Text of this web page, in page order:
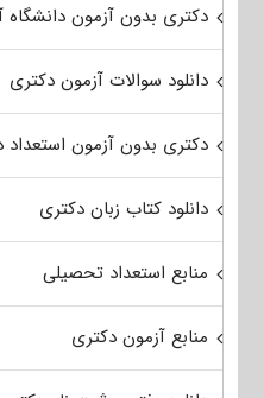
دکتری بدون آزمون دانشگاه
دانلود سوالات آزمون دکتری
دکتری بدون آزمون
دانلود کتاب زبان دکتری
منابع استعداد تحصیلی
منابع آزمون دکتری